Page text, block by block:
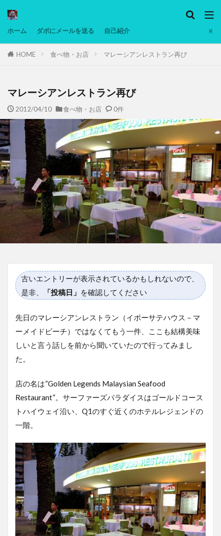
ホーム ダボにメールを送る 自己紹介
HOME 食べ物・お店 マレーシアンレストラン再び
マレーシアンレストラン再び
2012/04/10 食べ物・お店 0件
古いエントリーが表示されているかもしれないので、
是非、
「投稿日」 を確認してください
先日のマレーシアンレストラン（イポーサテハウス－マ
ーメイドビーチ）ではなくてもう一件、ここも結構美味
しいと言う話しを前から聞いていたので行ってみまし
た。
店の名は”Golden Legends Malaysian Seafood
Restaurant”。サーファーズパラダイスはゴールドコース
トハイウェイ沿い、Q1のすぐ近くのホテルレジェンドの
一階。
タグ
マレーシア動画
ヨーグルト
備忘録
動画 日本人村社会 脱水シート
検索